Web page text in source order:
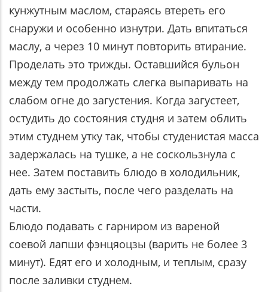
кунжутным маслом, стараясь втереть его
снаружи и особенно изнутри. Дать впитаться
маслу, а через 10 минут повторить втирание.
Проделать это трижды. Оставшийся бульон
между тем продолжать слегка выпаривать на
слабом огне до загустения. Когда загустеет,
остудить до состояния студня и затем облить
этим студнем утку так, чтобы студенистая масса
задержалась на тушке, а не соскользнула с
нее. Затем поставить блюдо в холодильник,
дать ему застыть, после чего разделать на
части.
Блюдо подавать с гарниром из вареной
соевой лапши фэнцяоцзы (варить не более 3
минут). Едят его и холодным, и теплым, сразу
после заливки студнем.